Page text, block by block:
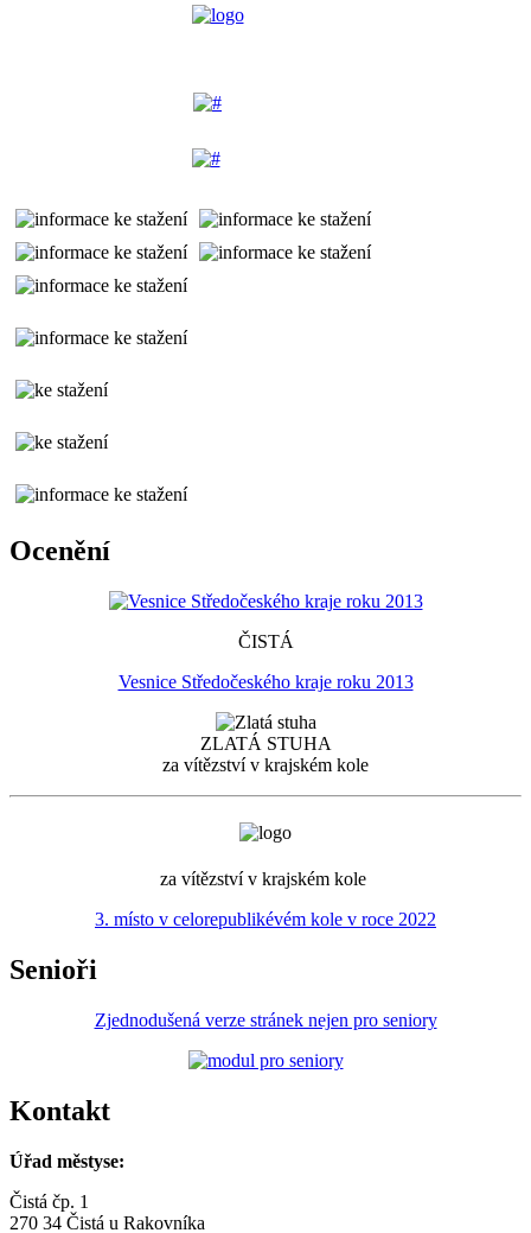
Ocenění
ČISTÁ
Vesnice Středočeského kraje roku 2013
ZLATÁ STUHA
za vítězství v krajském kole
za vítězství v krajském kole
3. místo v celorepublikévém kole v roce 2022
Senioři
Zjednodušená verze stránek nejen pro seniory
Kontakt
Úřad městyse:
Čistá čp. 1
270 34 Čistá u Rakovníka